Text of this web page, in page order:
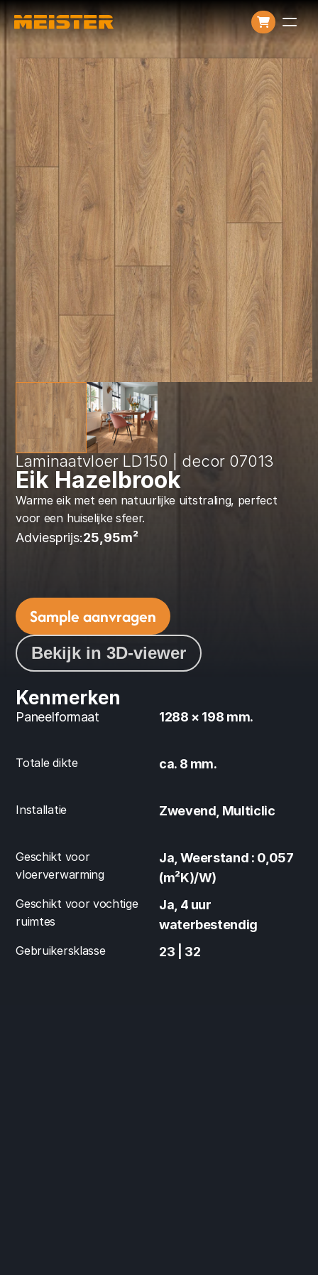
ProductenOver ons
Laminaatvloer LD150 | decor 07013
Eik Hazelbrook
Adviesprijs:25,95m²
Warme eik met een natuurlijke uitstraling, perfect
voor een huiselijke sfeer.
Sample aanvragen
Bekijk in 3D-viewer
Kenmerken
Paneelformaat 1288 × 198 mm.
Totale dikte ca. 8 mm.
Installatie Zwevend, Multiclic
Geschikt voor
vloerverwarming
Ja, Weerstand : 0,057
(m²K)/W)
Geschikt voor vochtige
ruimtes
Ja, 4 uur
waterbestendig
Gebruikersklasse 23 | 32